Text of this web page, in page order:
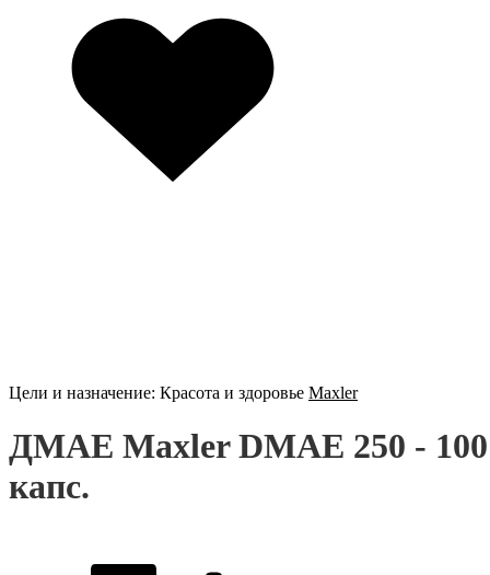
Цели и назначение: Красота и здоровье Maxler
ДМАЕ Maxler DMAE 250 - 100
капс.